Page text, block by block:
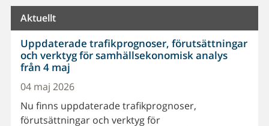
Aktuellt
Uppdaterade trafikprognoser, förutsättningar
och verktyg för samhällsekonomisk analys
från 4 maj
04 maj 2026
Nu finns uppdaterade trafikprognoser,
förutsättningar och verktyg för